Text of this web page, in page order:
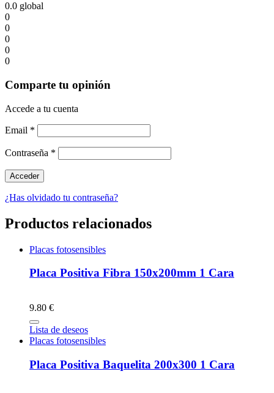
0.0 global
0
0
0
0
0
Comparte tu opinión
Accede a tu cuenta
Email *
Contraseña *
¿Has olvidado tu contraseña?
Productos relacionados
Placas fotosensibles
Placa Positiva Fibra 150x200mm 1 Cara
9.80 €
Lista de deseos
Placas fotosensibles
Placa Positiva Baquelita 200x300 1 Cara